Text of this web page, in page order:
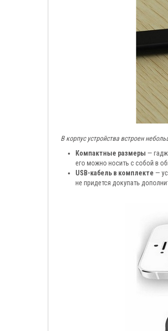
В корпус устройства встроен
Компактные размеры —
его можно носить с собой в
USB-кабель в комплекте —
не придется докупать